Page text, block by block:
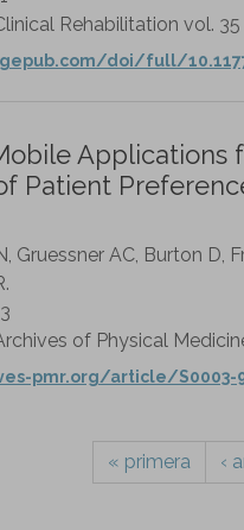
Rehabilitation vol. 35
doi/full/
Applications
Patient
Gruessner AC, Burton D,
of Physical
pmr.org/article/S0003-
« primera ‹